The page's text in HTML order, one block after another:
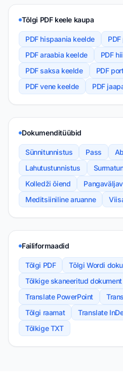
Tõlgi PDF keele kaupa
PDF hispaania keelde
PDF araabia keelde
PDF
PDF saksa keelde
PDF
PDF vene keelde
PDF
Dokumenditüübid
Sünnitunnistus Pass
Lahutustunnistus
Kolledži õiend
Meditsiiniline aruanne
Failiformaadid
Tõlgi PDF Tõlgi Wordi
Tõlkige skaneeritud dokument
Translate PowerPoint
Tõlgi raamat
Translate
Tõlkige TXT